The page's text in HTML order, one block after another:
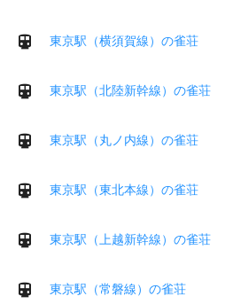
東京駅（横須賀線）の雀荘
東京駅（北陸新幹線）の雀荘
東京駅（丸ノ内線）の雀荘
東京駅（東北本線）の雀荘
東京駅（上越新幹線）の雀荘
東京駅（常磐線）の雀荘